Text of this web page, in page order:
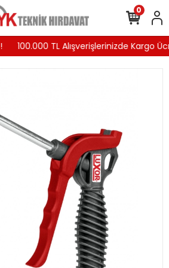
100.000 TL Alışverişlerinizde Kargo
0